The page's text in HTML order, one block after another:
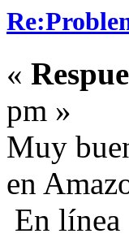
«
pm »
Muy
en
En línea